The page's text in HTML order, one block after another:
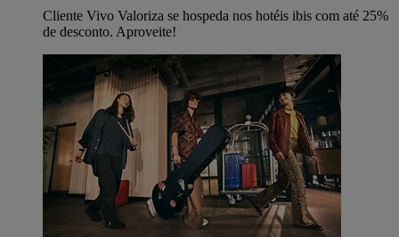
Cliente Vivo Valoriza se hospeda nos hotéis ibis com até 25%
de desconto. Aproveite!